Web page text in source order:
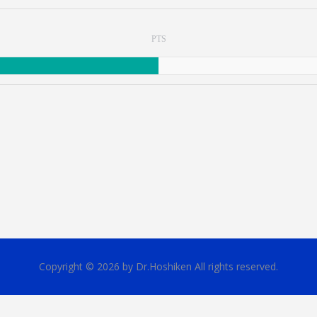
PTS
Copyright © 2026 by Dr.Hoshiken All rights reserved.